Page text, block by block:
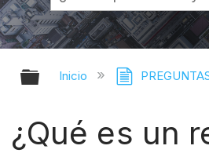
Expandir/
Inicio
¿Qué es un